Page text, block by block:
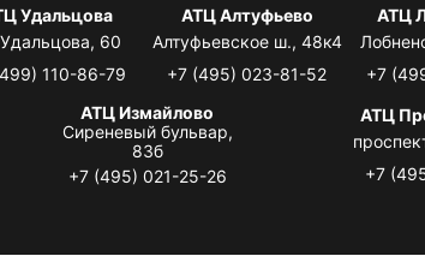
Удальцова
60
110-86-79
АТЦ Алтуфьево
Алтуфьевское ш., 48к4
+7 (495) 023-81-52
АТЦ
+7
АТЦ Измайлово
Сиреневый бульвар,
83б
+7 (495) 021-25-26
АТЦ
+7